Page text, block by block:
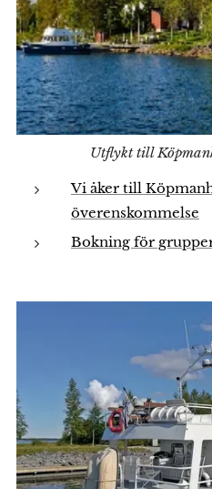
Utflykt till
Vi åker till
överenskommelse
Bokning för